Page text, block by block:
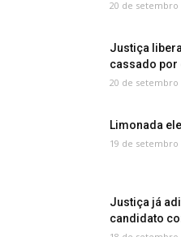
20 de setembro
Justiça
cassado
20 de setembro
Limonada
19 de setembro
Justiça já
candidato